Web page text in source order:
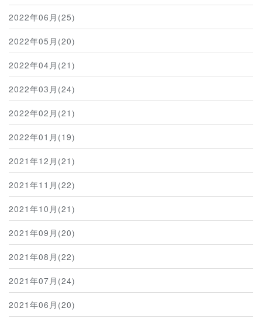
2022年06月(25)
2022年05月(20)
2022年04月(21)
2022年03月(24)
2022年02月(21)
2022年01月(19)
2021年12月(21)
2021年11月(22)
2021年10月(21)
2021年09月(20)
2021年08月(22)
2021年07月(24)
2021年06月(20)